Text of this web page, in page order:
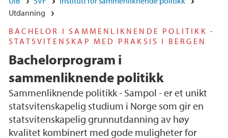
Utdanning
BACHELOR I SAMMENLIKNENDE POLITIKK -
STATSVITENSKAP MED PRAKSIS I BERGEN
Bachelorprogram i
sammenliknende politikk
Sammenliknende politikk - Sampol - er et unikt
statsvitenskapelig studium i Norge som gir en
statsvitenskapelig grunnutdanning av høy
kvalitet kombinert med gode muligheter for